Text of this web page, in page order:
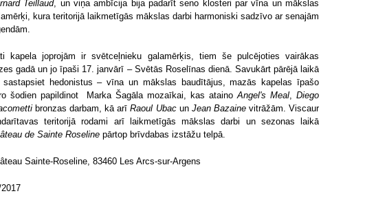
Teillaud, un viņa ambīcija bija padarīt seno klosteri par vīna un mākslas
kura teritorijā laikmetīgās mākslas darbi harmoniski sadzīvo ar senajām
kapela joprojām ir svētceļnieku galamērķis, tiem še pulcējoties vairākas
gadā un jo īpaši 17. janvārī – Svētās Roselīnas dienā. Savukārt pārējā laikā
sastapsiet hedonistus – vīna un mākslas baudītājus, mazās kapelas īpašo
šodien papildinot Marka Šagāla mozaīkai, kas atainoAngel's Meal, Diego
bronzas darbam, kā arīRaoul Ubacun Jean Bazainevitrāžām. Viscaur
teritorijā rodami arī laikmetīgās mākslas darbi un sezonas laikā
de Sainte Roseline pārtop brīvdabas izstāžu telpā.
Sainte-Roseline, 83460 Les Arcs-sur-Argens